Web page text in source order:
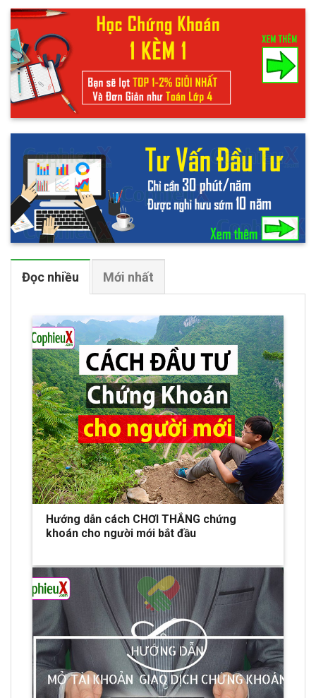
Đọc nhiều Mới nhất
Hướng dẫn cách CHƠI THẮNG chứng
khoán cho người mới bắt đầu